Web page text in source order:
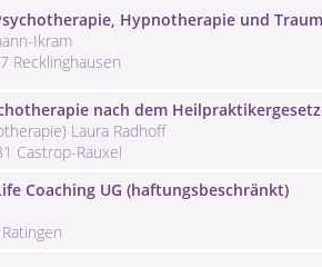
Hypnotherapie und
Ikram
Recklinghausen
nach dem
Laura Radhoff
Castrop-Rauxel
Coaching UG (haftungsbeschränkt)